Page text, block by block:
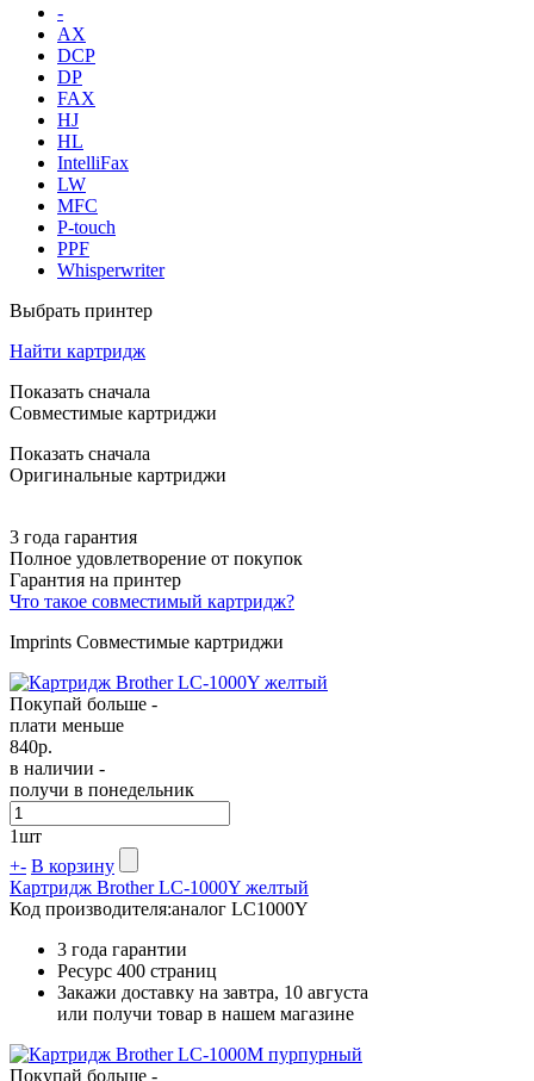
-
AX
DCP
DP
FAX
HJ
HL
IntelliFax
LW
MFC
P-touch
PPF
Whisperwriter
Выбрать принтер
Найти картридж
Показать сначала
Совместимые картриджи
Показать сначала
Оригинальные картриджи
3 года гарантия
Полное удовлетворение от покупок
Гарантия на принтер
Что такое совместимый картридж?
Imprints Совместимые картриджи
Покупай больше -
плати меньше
840р.
в наличии -
получи в понедельник
1шт
+- В корзину
Картридж Brother LC-1000Y желтый
Код производителя:аналог LC1000Y
3 года гарантии
Ресурс 400 страниц
Закажи доставку на завтра, 10 августа
или получи товар в нашем магазине
Покупай больше -